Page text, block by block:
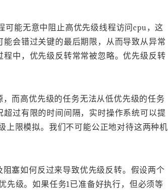
可能无意中阻止高优先级线程访问cpu，这
会错过关键的最后期限，从而导致从异常
中，优先级反转常常被忽略。优先级反转
而高优先级的任务无法从低优先级的任务
过有限的时间间隔，实时操作系统可以提
上限模拟。我们不可能公正地对待这两种机
塞如何反过来导致优先级反转。假设两个
先级。如果任务1已准备好执行，但必须等